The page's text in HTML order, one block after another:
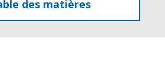
des matièresaccéder
à